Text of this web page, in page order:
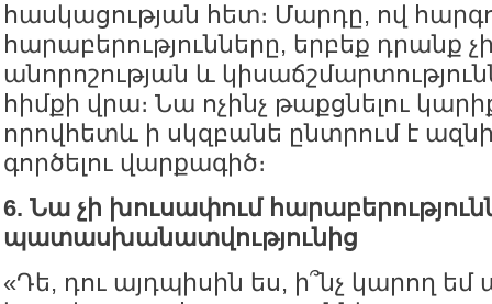
հասկացության հետ։ Մարդը, ով
հարաբերությունները, երբեք դրանք
անորոշության և
հիմքի վրա։ Նա ոչինչ թաքցնելու
որովհետև ի սկզբանե ընտրում է
գործելու վարքագիծ։
6. Նա չի խուսափում
պատասխանատվությունից
«Դե, դու այդպիսին ես, ի՞նչ կարող եմ